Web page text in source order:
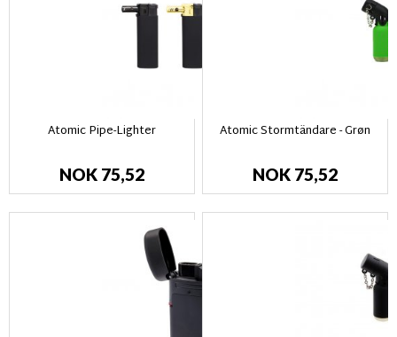
Atomic Pipe-Lighter
NOK 75,52
Atomic Stormtändare - Grøn
NOK 75,52